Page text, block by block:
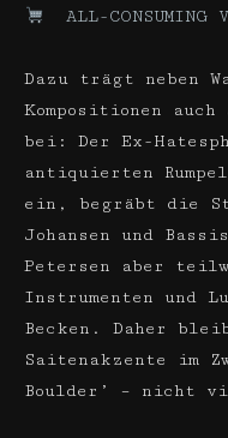
ALL-
Dazu trägt neben
Kompositionen
bei: Der Ex-
antiquierten
ein, begräbt die
Johansen und
Petersen aber
Instrumenten und
Becken. Daher
Saitenakzente im
Boulder’ – nicht